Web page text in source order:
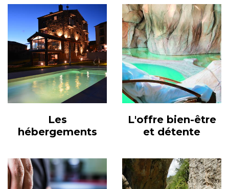
Les
hébergements
L'offre bien-être
et détente